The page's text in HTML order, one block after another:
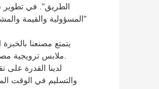
الطريق". في تطوير
"المسؤولية والقيمة
يتمتع مصنعنا بالخبرة
ملابس ترويجية مصممة خصيصًا.
لدينا القدرة على
والتسليم في الوقت